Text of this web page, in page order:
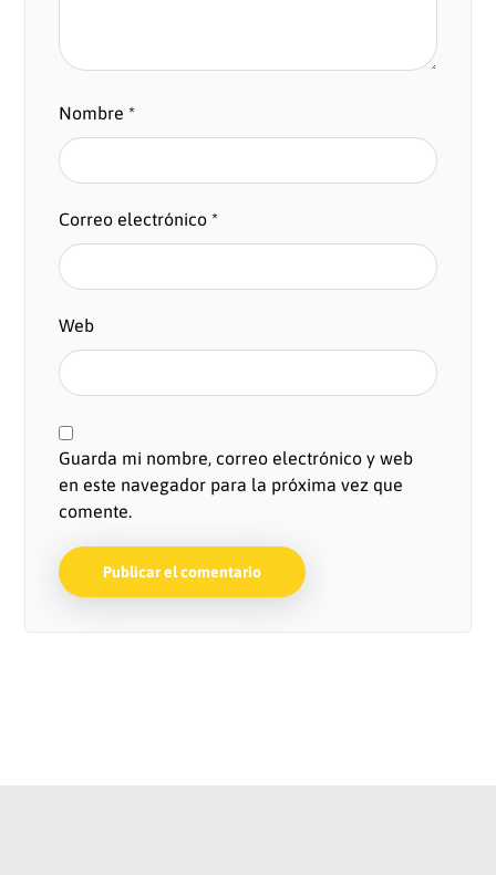
Nombre*
Correo electrónico*
Web
Guarda mi nombre, correo electrónico y web
en este navegador para la próxima vez que
comente.
Publicar el comentario